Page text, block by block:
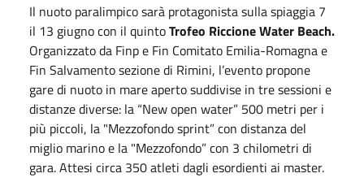
Il nuoto paralimpico sarà protagonista sulla spiaggia 7
il 13 giugnocon il quintoTrofeo Riccione Water Beach.
Organizzato da Finp e Fin Comitato Emilia-Romagna e
Fin Salvamento sezione di Rimini, l’evento propone
gare di nuoto in mare aperto suddivise in tre sessioni e
distanze diverse: la “New open water” 500 metri per i
più piccoli, la "Mezzofondo sprint” con distanza del
miglio marino e la "Mezzofondo” con 3 chilometri di
gara. Attesi circa 350 atleti dagli esordienti ai master.